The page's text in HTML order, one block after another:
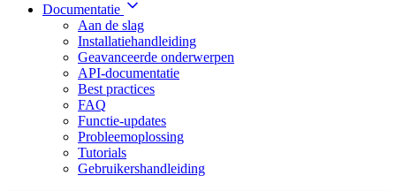
Documentatie
Aan de slag
Installatiehandleiding
Geavanceerde onderwerpen
API-documentatie
Best practices
FAQ
Functie-updates
Probleemoplossing
Tutorials
Gebruikershandleiding